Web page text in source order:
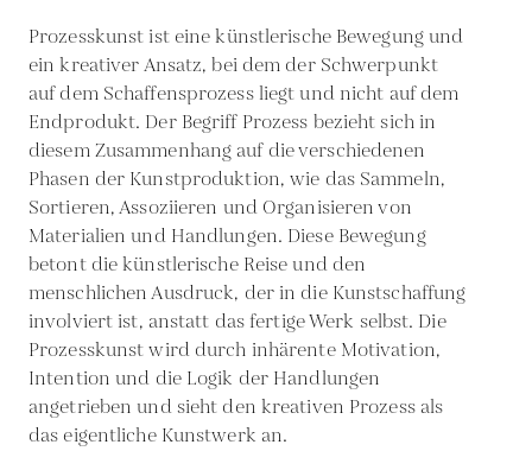
Prozesskunst ist eine künstlerische Bewegung und
ein kreativer Ansatz, bei dem der Schwerpunkt
auf dem Schaffensprozess liegt und nicht auf dem
Endprodukt. Der Begriff Prozess bezieht sich in
diesem Zusammenhang auf die verschiedenen
Phasen der Kunstproduktion, wie das Sammeln,
Sortieren, Assoziieren und Organisieren von
Materialien und Handlungen. Diese Bewegung
betont die künstlerische Reise und den
menschlichen Ausdruck, der in die Kunstschaffung
involviert ist, anstatt das fertige Werk selbst. Die
Prozesskunst wird durch inhärente Motivation,
Intention und die Logik der Handlungen
angetrieben und sieht den kreativen Prozess als
das eigentliche Kunstwerk an.